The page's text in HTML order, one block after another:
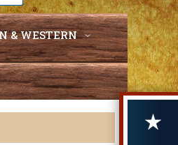
& WESTERN